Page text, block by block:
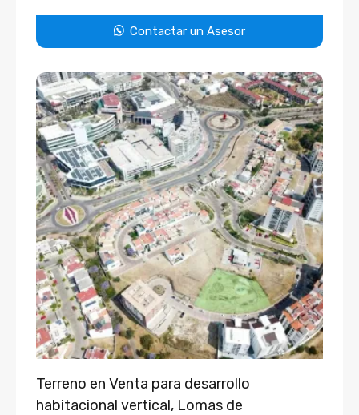
Contactar un Asesor
Terreno en Venta para desarrollo
habitacional vertical, Lomas de